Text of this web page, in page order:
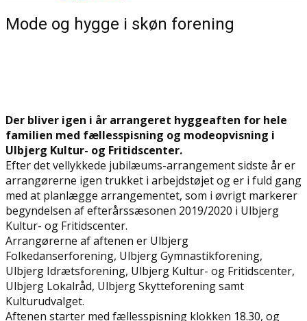
Mode og hygge i skøn forening
Der bliver igen i år arrangeret hyggeaften for hele
familien med fællesspisning og modeopvisning i
Ulbjerg Kultur- og Fritidscenter.
Efter det vellykkede jubilæums-arrangement sidste år er
arrangørerne igen trukket i arbejdstøjet og er i fuld gang
med at planlægge arrangementet, som i øvrigt markerer
begyndelsen af efterårssæsonen 2019/2020 i Ulbjerg
Kultur- og Fritidscenter.
Arrangørerne af aftenen er Ulbjerg
Folkedanserforening, Ulbjerg Gymnastikforening,
Ulbjerg Idrætsforening, Ulbjerg Kultur- og Fritidscenter,
Ulbjerg Lokalråd, Ulbjerg Skytteforening samt
Kulturudvalget.
Aftenen starter med fællesspisning klokken 18.30, og